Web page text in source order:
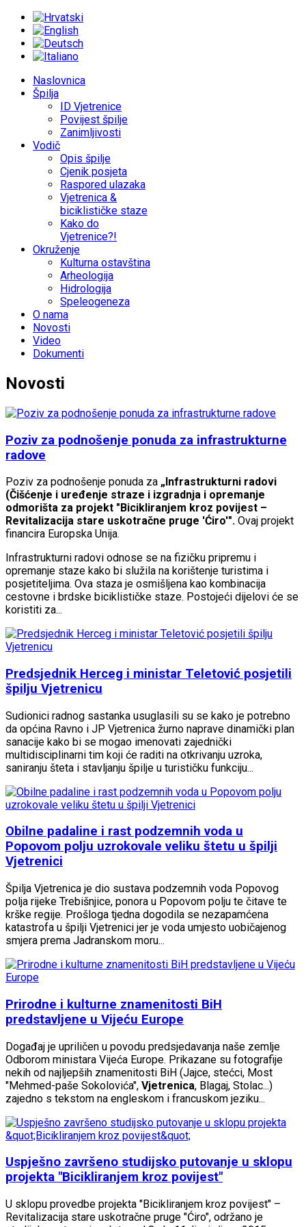
Naslovnica
Špilja
ID Vjetrenice
Povijest špilje
Zanimljivosti
Vodič
Opis špilje
Cjenik posjeta
Raspored ulazaka
Vjetrenica &
biciklističke staze
Kako do
Vjetrenice?!
Okruženje
Kulturna ostavština
Arheologija
Hidrologija
Speleogeneza
O nama
Novosti
Video
Dokumenti
Novosti
Poziv za podnošenje ponuda za infrastrukturne
radove
Poziv za podnošenje ponuda za „Infrastrukturni radovi
(Čišćenje i uređenje straze i izgradnja i opremanje
odmorišta za projekt "Bicikliranjem kroz povijest –
Revitalizacija stare uskotračne pruge 'Ćiro'". Ovaj projekt
financira Europska Unija.
Infrastrukturni radovi odnose se na fizičku pripremu i
opremanje staze kako bi služila na korištenje turistima i
posjetiteljima. Ova staza je osmišljena kao kombinacija
cestovne i brdske biciklističke staze. Postojeći dijelovi će se
koristiti za...
Predsjednik Herceg i ministar Teletović posjetili
špilju Vjetrenicu
Sudionici radnog sastanka usuglasili su se kako je potrebno
da općina Ravno i JP Vjetrenica žurno naprave dinamički plan
sanacije kako bi se mogao imenovati zajednički
multidisciplinarni tim koji će raditi na otkrivanju uzroka,
saniranju šteta i stavljanju špilje u turističku funkciju...
Obilne padaline i rast podzemnih voda u
Popovom polju uzrokovale veliku štetu u špilji
Vjetrenici
Špilja Vjetrenica je dio sustava podzemnih voda Popovog
polja rijeke Trebišnjice, ponora u Popovom polju te čitave te
krške regije. Prošloga tjedna dogodila se nezapamćena
katastrofa u špilji Vjetrenici jer je voda umjesto uobičajenog
smjera prema Jadranskom moru...
Prirodne i kulturne znamenitosti BiH
predstavljene u Vijeću Europe
Događaj je upriličen u povodu predsjedavanja naše zemlje
Odborom ministara Vijeća Europe. Prikazane su fotografije
nekih od najljepših znamenitosti BiH (Jajce, stećci, Most
"Mehmed-paše Sokolovića", Vjetrenica, Blagaj, Stolac...)
zajedno s tekstom na engleskom i francuskom jeziku...
Uspješno završeno studijsko putovanje u sklopu
projekta "Bicikliranjem kroz povijest"
U sklopu provedbe projekta "Bicikliranjem kroz povijest" –
Revitalizacija stare uskotračne pruge "Ćiro", održano je